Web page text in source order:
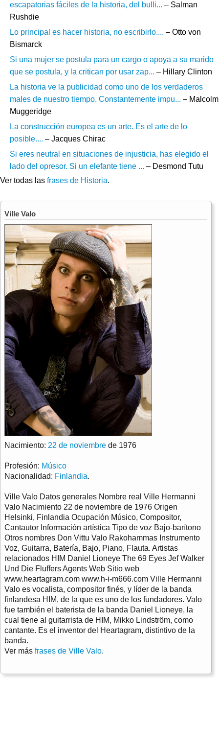
escapatorias fáciles de la historia, del bulli... – Salman
Rushdie
Lo principal es hacer historia, no escribirlo.... – Otto von
Bismarck
Si una mujer se postula para un cargo o apoya a su marido
que se postula, y la critican por usar zap... – Hillary Clinton
La historia ve la publicidad como uno de los verdaderos
males de nuestro tiempo. Constantemente impu... – Malcolm
Muggeridge
La construcción europea es un arte. Es el arte de lo
posible.... – Jacques Chirac
Si eres neutral en situaciones de injusticia, has elegido el
lado del opresor. Si un elefante tiene ... – Desmond Tutu
Ver todas las frases de Historia.
Ville Valo
Nacimiento: 22 de noviembre de 1976
Profesión: Músico
Nacionalidad: Finlandia.
Ville Valo Datos generales Nombre real Ville Hermanni
Valo Nacimiento 22 de noviembre de 1976 Origen
Helsinki, Finlandia Ocupación Músico, Compositor,
Cantautor Información artística Tipo de voz Bajo-barítono
Otros nombres Don Vittu Valo Rakohammas Instrumento
Voz, Guitarra, Batería, Bajo, Piano, Flauta. Artistas
relacionados HIM Daniel Lioneye The 69 Eyes Jef Walker
Und Die Fluffers Agents Web Sitio web
www.heartagram.com www.h-i-m666.com Ville Hermanni
Valo es vocalista, compositor finés, y líder de la banda
finlandesa HIM, de la que es uno de los fundadores. Valo
fue también el baterista de la banda Daniel Lioneye, la
cual tiene al guitarrista de HIM, Mikko Lindström, como
cantante. Es el inventor del Heartagram, distintivo de la
banda.
Ver más frases de Ville Valo.